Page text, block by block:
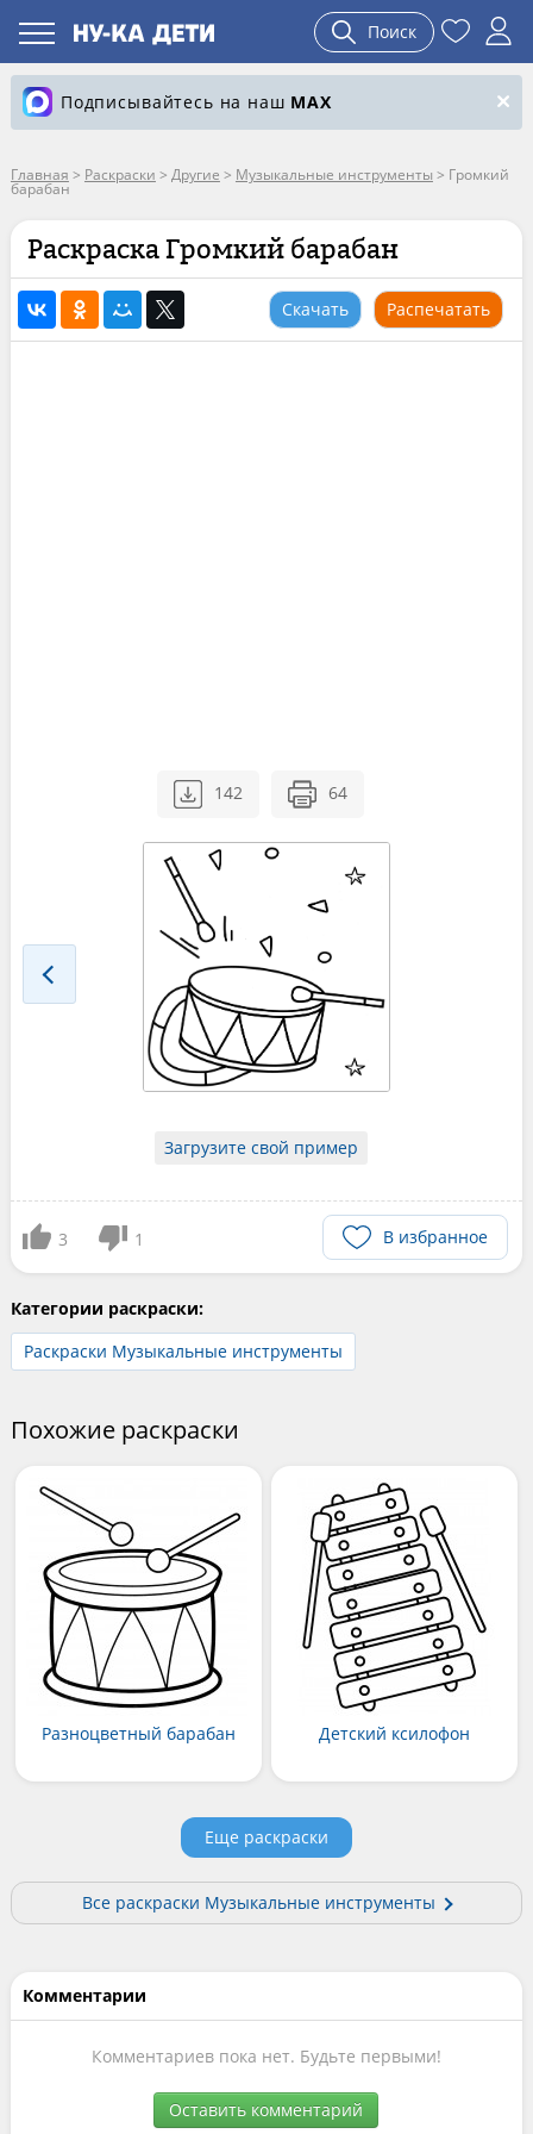
Поиск
Подписывайтесь на наш MAX
Главная > Раскраски > Другие > Музыкальные инструменты > Громкий
барабан
Раскраска Громкий барабан
Скачать Распечатать
142 64
Загрузите свой пример
3 1 В избранное
Категории раскраски:
Раскраски Музыкальные инструменты
Похожие раскраски
Разноцветный барабан Детский ксилофон
Еще раскраски
Все раскраски Музыкальные инструменты
Комментарии
Комментариев пока нет. Будьте первыми!
Оставить комментарий